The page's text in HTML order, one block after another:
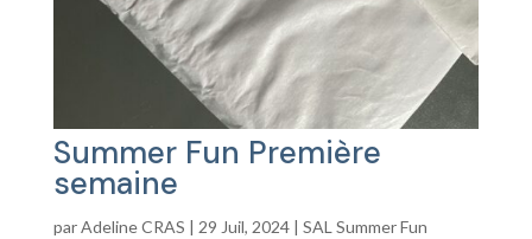
Summer Fun Première
semaine
parAdeline CRAS | 29 Juil, 2024| SAL Summer Fun